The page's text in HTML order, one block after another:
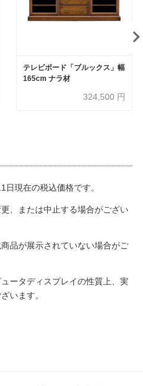
テレビボード「ブルックス」幅
165cm ナラ材
324,500 円
現在の税込価格です。
、または中止する場合がござい
品が展示されていない場合がご
ータディスプレイの性質上、実
います。